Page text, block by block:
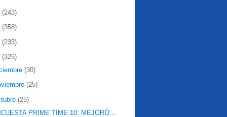
(243)
(358)
(233)
(325)
(30)
(25)
(25)
PRIME TIME 10: MEJORÓ...